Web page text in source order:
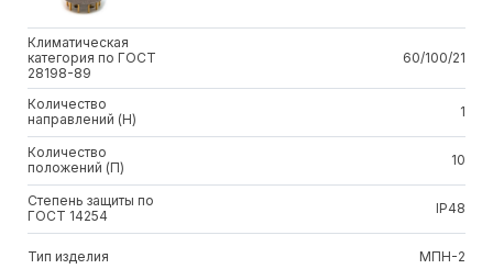
Климатическая
категория по ГОСТ
28198-89
60/100/21
Количество
направлений (Н)
1
Количество
положений (П)
10
Степень защиты по
ГОСТ 14254
IP48
Тип изделия МПН-2